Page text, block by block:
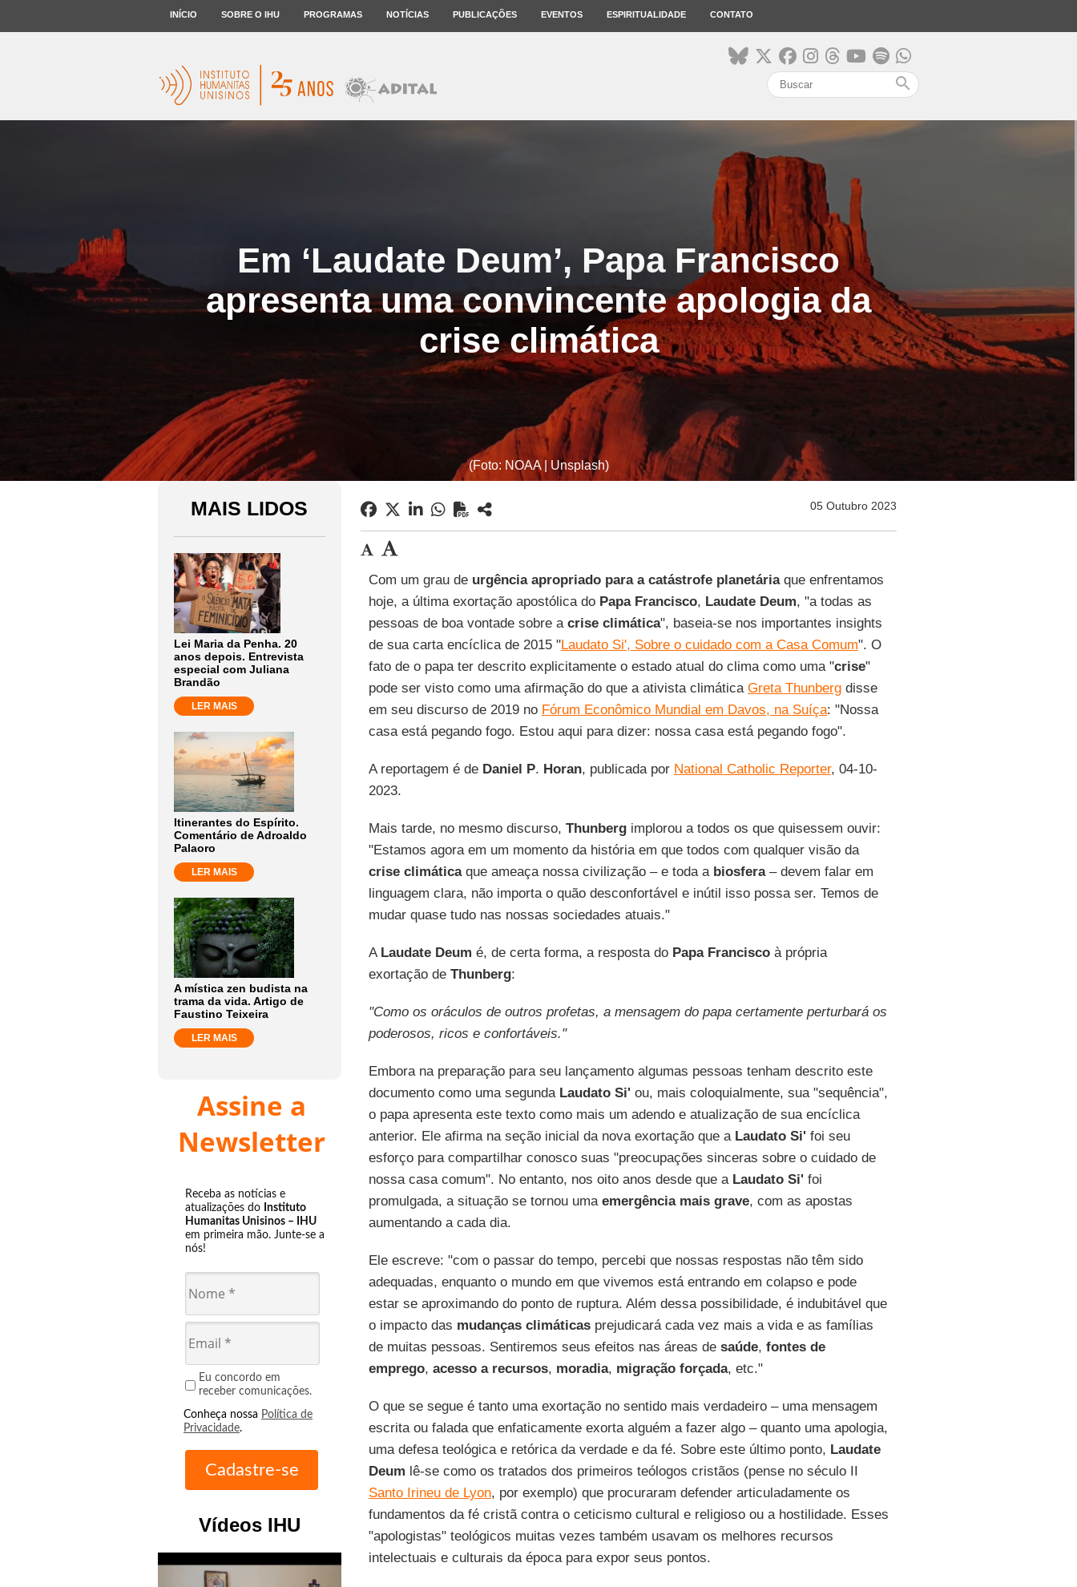
INÍCIO SOBRE O IHU PROGRAMAS NOTÍCIAS PUBLICAÇÕES EVENTOS ESPIRITUALIDADE CONTATO
search
Em ‘Laudate Deum’, Papa Francisco
apresenta uma convincente apologia da
crise climática
(Foto: NOAA | Unsplash)
MAIS LIDOS
Lei Maria da Penha. 20
anos depois. Entrevista
especial com Juliana
Brandão
LER MAIS
Itinerantes do Espírito.
Comentário de Adroaldo
Palaoro
LER MAIS
A mística zen budista na
trama da vida. Artigo de
Faustino Teixeira
LER MAIS
Assine a
Newsletter
Receba as notícias e
atualizações do Instituto
Humanitas Unisinos – IHU
em primeira mão. Junte-se a
nós!
Eu concordo em
receber comunicações.
Conheça nossa Política de
Privacidade.
Vídeos IHU
05 Outubro 2023
Com um grau de urgência apropriado para a catástrofe planetáriaque enfrentamos
hoje, a última exortação apostólica do Papa Francisco, Laudate Deum, "a todas as
pessoas de boa vontade sobre a crise climática", baseia-se nos importantes insights
de sua carta encíclica de 2015 "Laudato Si', Sobre o cuidado com a Casa Comum". O
fato de o papa ter descrito explicitamente o estado atual do clima como uma "crise"
pode ser visto como uma afirmação do que a ativista climática Greta Thunbergdisse
em seu discurso de 2019 no Fórum Econômico Mundial em Davos, na Suíça: "Nossa
casa está pegando fogo. Estou aqui para dizer: nossa casa está pegando fogo".
A reportagem é de Daniel P. Horan, publicada por National Catholic Reporter, 04-10-
2023.
Mais tarde, no mesmo discurso, Thunbergimplorou a todos os que quisessem ouvir:
"Estamos agora em um momento da história em que todos com qualquer visão da
crise climáticaque ameaça nossa civilização – e toda a biosfera– devem falar em
linguagem clara, não importa o quão desconfortável e inútil isso possa ser. Temos de
mudar quase tudo nas nossas sociedades atuais."
A Laudate Deum é, de certa forma, a resposta do Papa Franciscoà própria
exortação de Thunberg:
"Como os oráculos de outros profetas, a mensagem do papa certamente perturbará os
poderosos, ricos e confortáveis."
Embora na preparação para seu lançamento algumas pessoas tenham descrito este
documento como uma segunda Laudato Si'ou, mais coloquialmente, sua "sequência",
o papa apresenta este texto como mais um adendo e atualização de sua encíclica
anterior. Ele afirma na seção inicial da nova exortação que a Laudato Si'foi seu
esforço para compartilhar conosco suas "preocupações sinceras sobre o cuidado de
nossa casa comum". No entanto, nos oito anos desde que a Laudato Si'foi
promulgada, a situação se tornou uma emergência mais grave, com as apostas
aumentando a cada dia.
Ele escreve: "com o passar do tempo, percebi que nossas respostas não têm sido
adequadas, enquanto o mundo em que vivemos está entrando em colapso e pode
estar se aproximando do ponto de ruptura. Além dessa possibilidade, é indubitável que
o impacto das mudanças climáticasprejudicará cada vez mais a vida e as famílias
de muitas pessoas. Sentiremos seus efeitos nas áreas de saúde, fontes de
emprego, acesso a recursos, moradia, migração forçada, etc."
O que se segue é tanto uma exortação no sentido mais verdadeiro – uma mensagem
escrita ou falada que enfaticamente exorta alguém a fazer algo – quanto uma apologia,
uma defesa teológica e retórica da verdade e da fé. Sobre este último ponto, Laudate
Deum lê-se como os tratados dos primeiros teólogos cristãos (pense no século II
Santo Irineu de Lyon, por exemplo) que procuraram defender articuladamente os
fundamentos da fé cristã contra o ceticismo cultural e religioso ou a hostilidade. Esses
"apologistas" teológicos muitas vezes também usavam os melhores recursos
intelectuais e culturais da época para expor seus pontos.